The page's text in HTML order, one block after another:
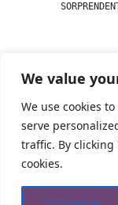
We value
We use cookies
serve
traffic. By clicking
cookies.
Posted
esdfninj34
Tienda
powered by
Privacidad